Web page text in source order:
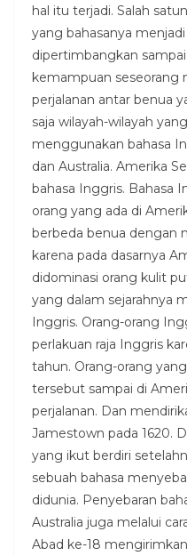
hal itu terjadi. Salah
yang bahasanya
dipertimbangkan
kemampuan seseorang
perjalanan antar benua
saja wilayah-wilayah
menggunakan bahasa
dan Australia. Amerika
bahasa Inggris. Bahasa
orang yang ada di
berbeda benua dengan
karena pada dasarnya
didominasi orang kulit
yang dalam sejarahnya
Inggris. Orang-orang
perlakuan raja Inggris
tahun. Orang-orang
tersebut sampai di
perjalanan. Dan
Jamestown pada 1620.
yang ikut berdiri
sebuah bahasa
didunia. Penyebaran
Australia juga melalui
Abad ke-18